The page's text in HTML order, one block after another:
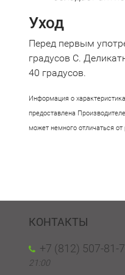
Уход
Перед первым
градусов С.
40 градусов.
Информация о
предоставлена
может немного отличаться от
КОНТАКТЫ
+7 (812) 507-81-
21:00